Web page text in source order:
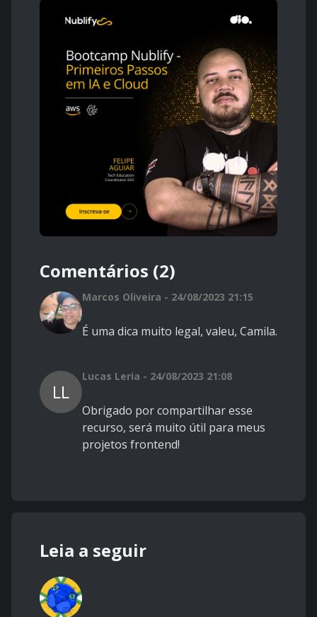
Comentários (2)
Marcos Oliveira - 24/08/2023 21:15
É uma dica muito legal, valeu, Camila.
LL
Lucas Leria - 24/08/2023 21:08
Obrigado por compartilhar esse
recurso, será muito útil para meus
projetos frontend!
Leia a seguir